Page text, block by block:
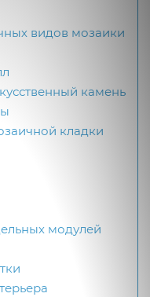
видов мозаики
камень
кладки
модулей